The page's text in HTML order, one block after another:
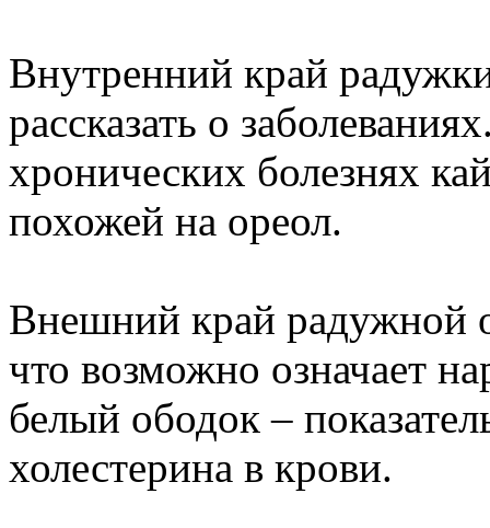
Внутренний край
рассказать о
хронических болезнях
похожей на ореол.
Внешний край радужной
что возможно означает
белый ободок –
холестерина в крови.